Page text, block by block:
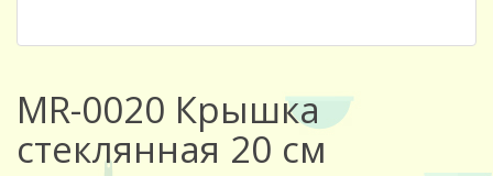
MR-0020 Крышка
стеклянная 20 см